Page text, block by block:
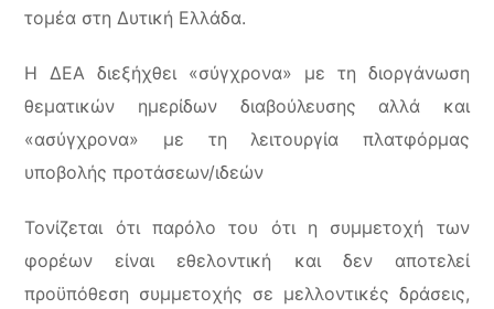
τομέα στη Δυτική Ελλάδα.
Η ΔΕΑ διεξήχθει «σύγχρονα» με τη διοργάνωση
θεματικών ημερίδων διαβούλευσης αλλά και
«ασύγχρονα» με τη λειτουργία πλατφόρμας
υποβολής προτάσεων/ιδεών
Τονίζεται ότι παρόλο του ότι η συμμετοχή των
φορέων είναι εθελοντική και δεν αποτελεί
προϋπόθεση συμμετοχής σε μελλοντικές δράσεις,